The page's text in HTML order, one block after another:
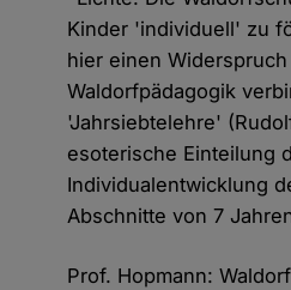
Kinder 'individuell' zu
hier einen
Waldorfpädagogik
'Jahrsiebtelehre'
esoterische Einteilung
Individualentwicklung
Abschnitte von 7
Prof. Hopmann: